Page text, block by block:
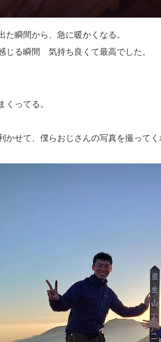
た瞬間から、急に暖かくなる。
じる瞬間 気持ち良くて最高でした。
くってる。
かせて、僕らおじさんの写真を撮ってく